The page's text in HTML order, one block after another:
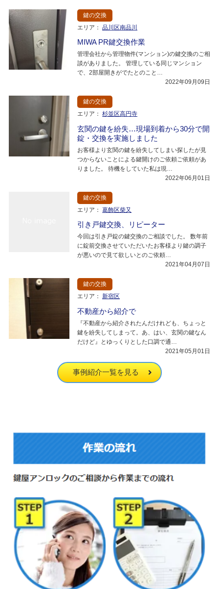
鍵の交換
エリア： 品川区南品川
MIWA PR鍵交換作業
管理会社から管理物件(マンション)の鍵交換のご相
談がありました。 管理している同じマンション
で、2部屋開きがでたとのこと…
2022年09月09日
鍵の交換
エリア： 杉並区高円寺
玄関の鍵を紛失…現場到着から30分で開
錠・交換を実施しました
お客様より玄関の鍵を紛失してしまい探したが見
つからないことによる鍵開けのご依頼ご依頼があ
りました。 待機をしていた私は現…
2022年06月01日
鍵の交換
エリア： 葛飾区柴又
引き戸鍵交換、リピーター
今回は引き戸錠の鍵交換のご相談でした。 数年前
に錠前交換させていただいたお客様より鍵の調子
が悪いので見て欲しいとのご依頼…
2021年04月07日
鍵の交換
エリア： 新宿区
不動産から紹介で
『不動産から紹介されたんだけれども、ちょっと
鍵を紛失してしまって。あ、はい、玄関の鍵なん
だけど』とゆっくりとした口調で通…
2021年05月01日
事例紹介一覧を見る